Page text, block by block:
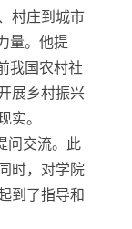
村庄到城市
量。他提
我国农村社
展乡村振兴
实。
交流。此
时，对学院
到了指导和